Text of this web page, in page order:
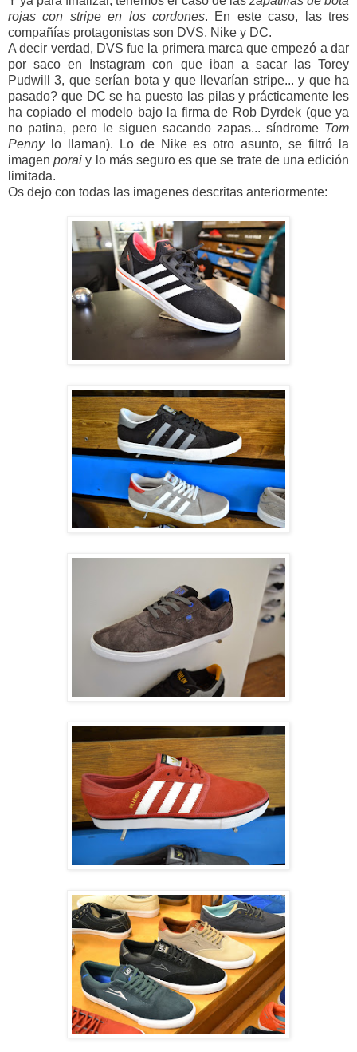
rojas con stripe en los cordones. En este caso, las tres
compañías protagonistas son DVS, Nike y DC.
A decir verdad, DVS fue la primera marca que empezó a dar
por saco en Instagram con que iban a sacar las Torey
Pudwill 3, que serían bota y que llevarían stripe... y que ha
pasado? que DC se ha puesto las pilas y prácticamente les
ha copiado el modelo bajo la firma de Rob Dyrdek (que ya
no patina, pero le siguen sacando zapas... síndrome Tom
Penny
lo llaman). Lo de Nike es otro asunto, se filtró la
imagenporai y lo más seguro es que se trate de una edición
limitada.
Os dejo con todas las imagenes descritas anteriormente: